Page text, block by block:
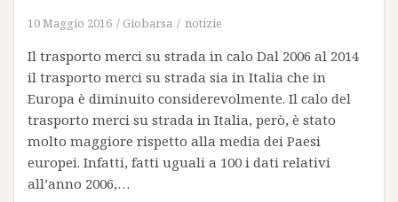
10 Maggio 2016 Giobarsa notizie
Il trasporto merci su strada in calo Dal 2006 al 2014
il trasporto merci su strada sia in Italia che in
Europa è diminuito considerevolmente. Il calo del
trasporto merci su strada in Italia, però, è stato
molto maggiore rispetto alla media dei Paesi
europei. Infatti, fatti uguali a 100 i dati relativi
all’anno 2006,…